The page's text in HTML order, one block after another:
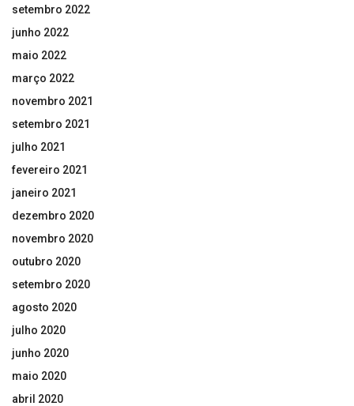
setembro 2022
junho 2022
maio 2022
março 2022
novembro 2021
setembro 2021
julho 2021
fevereiro 2021
janeiro 2021
dezembro 2020
novembro 2020
outubro 2020
setembro 2020
agosto 2020
julho 2020
junho 2020
maio 2020
abril 2020